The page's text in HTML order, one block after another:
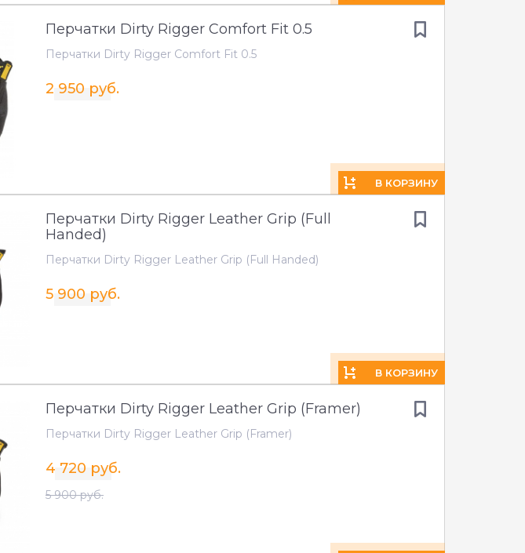
Перчатки Dirty Rigger Comfort Fit 0.5
Перчатки Dirty Rigger Comfort Fit 0.5
2 950 руб.
В КОРЗИНУ
Перчатки Dirty Rigger Leather Grip (Full
Handed)
Перчатки Dirty Rigger Leather Grip (Full Handed)
5 900 руб.
В КОРЗИНУ
Перчатки Dirty Rigger Leather Grip (Framer)
Перчатки Dirty Rigger Leather Grip (Framer)
4 720 руб.
5 900 руб.